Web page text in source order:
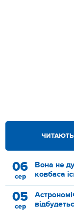
ЧИТАЮТЬ
06
сер
Вона не
ковбаса
05
сер